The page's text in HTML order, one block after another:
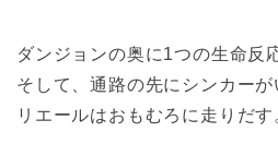
ダンジョンの奥に1つの生命反
そして、通路の先にシンカー
リエールはおもむろに走りだす